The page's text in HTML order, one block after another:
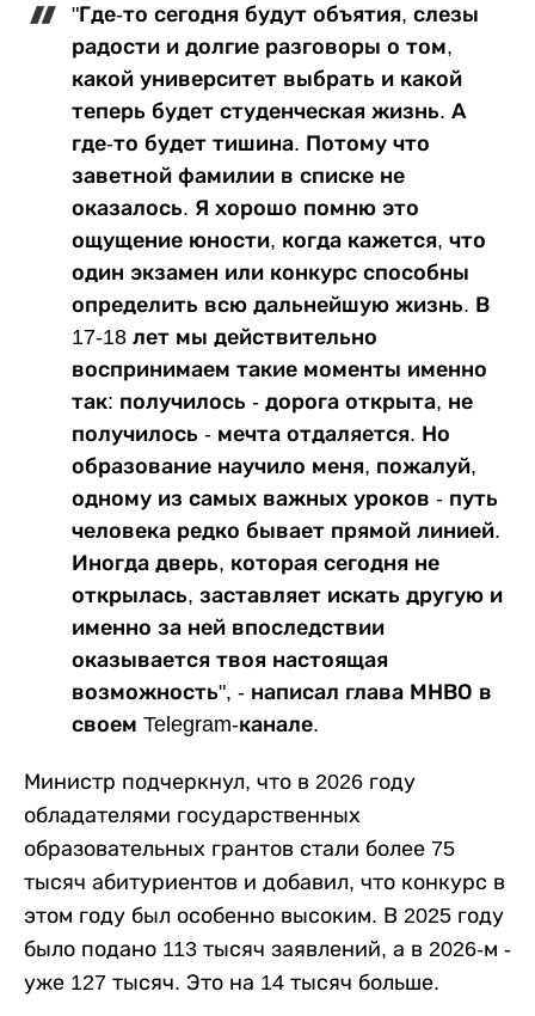
"Где-то сегодня будут объятия, слезы
радости и долгие разговоры о том,
какой университет выбрать и какой
теперь будет студенческая жизнь. А
где-то будет тишина. Потому что
заветной фамилии в списке не
оказалось. Я хорошо помню это
ощущение юности, когда кажется, что
один экзамен или конкурс способны
определить всю дальнейшую жизнь. В
17-18 лет мы действительно
воспринимаем такие моменты именно
так: получилось - дорога открыта, не
получилось - мечта отдаляется. Но
образование научило меня, пожалуй,
одному из самых важных уроков - путь
человека редко бывает прямой линией.
Иногда дверь, которая сегодня не
открылась, заставляет искать другую и
именно за ней впоследствии
оказывается твоя настоящая
возможность", - написал глава МНВО в
своем Telegram-канале.
Министр подчеркнул, что в 2026 году
обладателями государственных
образовательных грантов стали более 75
тысяч абитуриентов и добавил, что конкурс в
этом году был особенно высоким. В 2025 году
было подано 113 тысяч заявлений, а в 2026-м -
уже 127 тысяч. Это на 14 тысяч больше.